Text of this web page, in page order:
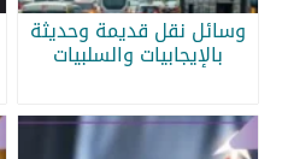
وسائل نقل قديمة وحديثة
بالإيجابيات والسلبيات